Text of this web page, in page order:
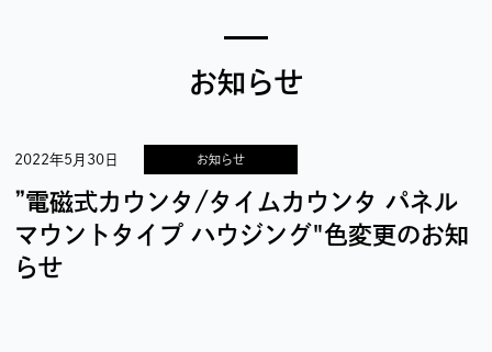
お知らせ
2022年5月30日 お知らせ
”電磁式カウンタ/タイムカウンタ パネル
マウントタイプ ハウジング"色変更のお知
らせ